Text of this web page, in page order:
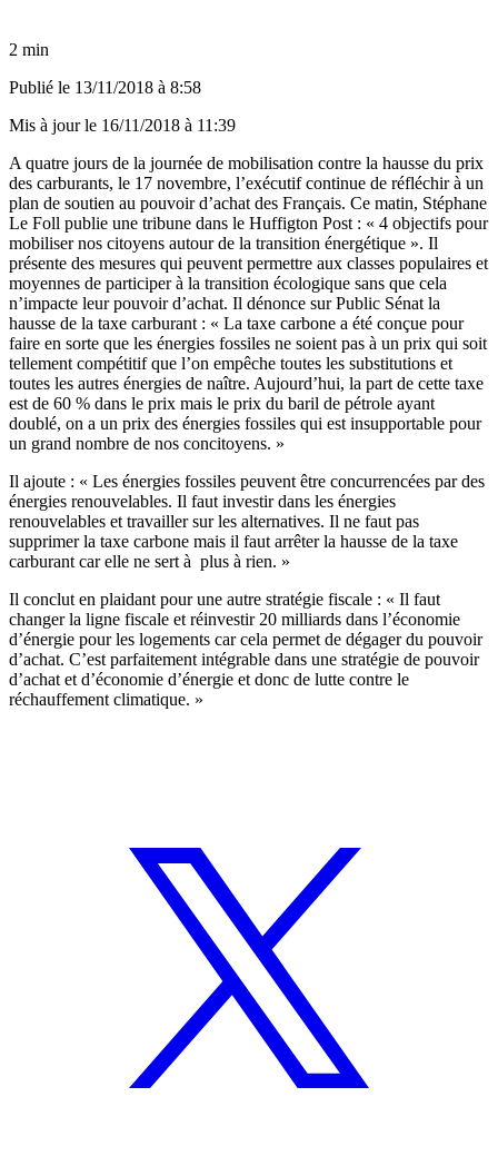
2 min
Publié le 13/11/2018 à 8:58
Mis à jour le 16/11/2018 à 11:39
A quatre jours de la journée de mobilisation contre la hausse du prix
des carburants, le 17 novembre, l’exécutif continue de réfléchir à un
plan de soutien au pouvoir d’achat des Français. Ce matin, Stéphane
Le Foll publie une tribune dans le Huffigton Post : « 4 objectifs pour
mobiliser nos citoyens autour de la transition énergétique ». Il
présente des mesures qui peuvent permettre aux classes populaires et
moyennes de participer à la transition écologique sans que cela
n’impacte leur pouvoir d’achat. Il dénonce sur Public Sénat la
hausse de la taxe carburant : « La taxe carbone a été conçue pour
faire en sorte que les énergies fossiles ne soient pas à un prix qui soit
tellement compétitif que l’on empêche toutes les substitutions et
toutes les autres énergies de naître. Aujourd’hui, la part de cette taxe
est de 60 % dans le prix mais le prix du baril de pétrole ayant
doublé, on a un prix des énergies fossiles qui est insupportable pour
un grand nombre de nos concitoyens. »
Il ajoute : « Les énergies fossiles peuvent être concurrencées par des
énergies renouvelables. Il faut investir dans les énergies
renouvelables et travailler sur les alternatives. Il ne faut pas
supprimer la taxe carbone mais il faut arrêter la hausse de la taxe
carburant car elle ne sert à plus à rien. »
Il conclut en plaidant pour une autre stratégie fiscale : « Il faut
changer la ligne fiscale et réinvestir 20 milliards dans l’économie
d’énergie pour les logements car cela permet de dégager du pouvoir
d’achat. C’est parfaitement intégrable dans une stratégie de pouvoir
d’achat et d’économie d’énergie et donc de lutte contre le
réchauffement climatique. »